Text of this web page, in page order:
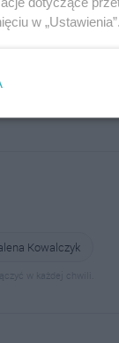
Kowalczyk
w każdej chwili.
w „Ustawienia”.